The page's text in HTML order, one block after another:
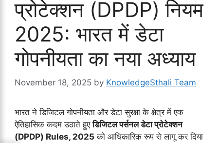
प्रोटेक्शन (DPDP) नियम
2025: भारत में डेटा
गोपनीयता का नया अध्याय
November 18, 2025 by KnowledgeSthali Team
भारत ने डिजिटल गोपनीयता और डेटा सुरक्षा के क्षेत्र में एक
ऐतिहासिक कदम उठाते हुएडिजिटल पर्सनल डेटा प्रोटेक्शन
(DPDP) Rules, 2025 को आधिकारिक रूप से लागू कर दिया